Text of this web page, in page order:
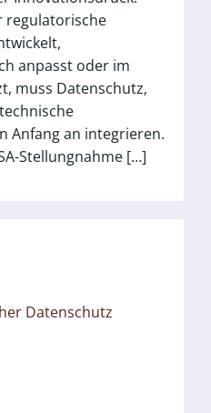
regulatorische
anpasst oder im
muss Datenschutz,
Anfang an integrieren.
Stellungnahme […]
Datenschutz